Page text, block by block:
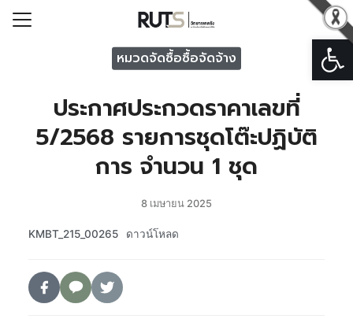
บวิทยาเขตตรัง
หมวดจัดซื้อซื้อจัดจ้าง
ประกาศประกวดราคาเลขที่
5/2568 รายการชุดโต๊ะปฏิบัติ
การ จำนวน 1 ชุด
8 เมษายน 2025
KMBT_215_00265 ดาวน์โหลด